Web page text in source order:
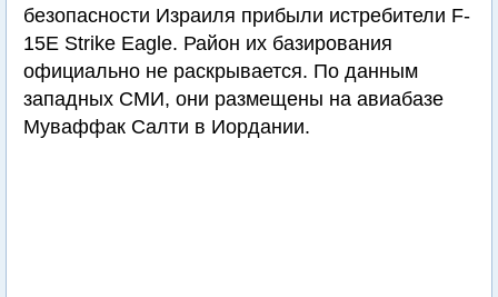
безопасности Израиля прибыли истребители F-
15E Strike Eagle. Район их базирования
официально не раскрывается. По данным
западных СМИ, они размещены на авиабазе
Муваффак Салти в Иордании.